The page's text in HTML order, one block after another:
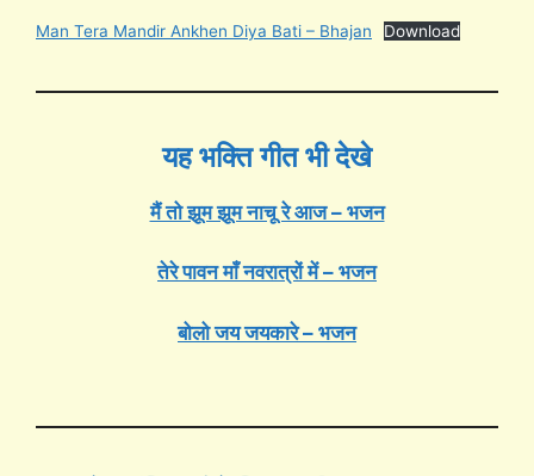
Man Tera Mandir Ankhen Diya Bati – Bhajan Download
यह भक्ति गीत भी देखे
मैं तो झूम झूम नाचू रे आज – भजन
तेरे पावन माँ नवरात्रों में – भजन
बोलो जय जयकारे – भजन